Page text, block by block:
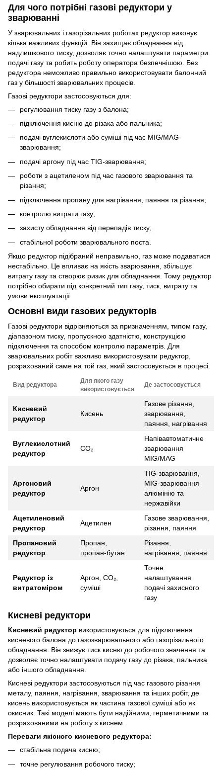
Для чого потрібні газові редуктори у
зварюванні
У зварювальних і газорізальних роботах редуктор виконує
кілька важливих функцій. Він захищає обладнання від
надлишкового тиску, дозволяє точно налаштувати параметри
подачі газу та робить роботу оператора безпечнішою. Без
редуктора неможливо правильно використовувати балонний
газ у більшості зварювальних процесів.
Газові редуктори застосовуються для:
регулювання тиску газу з балона;
підключення кисню до різака або пальника;
подачі вуглекислоти або суміші під час MIG/MAG-
зварювання;
подачі аргону під час TIG-зварювання;
роботи з ацетиленом під час газового зварювання та
різання;
підключення пропану для нагрівання, паяння та різання;
контролю витрати газу;
захисту обладнання від перепадів тиску;
стабільної роботи зварювального поста.
Якщо редуктор підібраний неправильно, газ може подаватися
нестабільно. Це впливає на якість зварювання, збільшує
витрату газу та створює ризик для обладнання. Тому редуктор
потрібно обирати під конкретний тип газу, тиск, витрату та
умови експлуатації.
Основні види газових редукторів
Газові редуктори відрізняються за призначенням, типом газу,
діапазоном тиску, пропускною здатністю, конструкцією
підключення та способом контролю параметрів. Для
зварювальних робіт важливо використовувати редуктор,
розрахований саме на той газ, який застосовується в процесі.
Вид редуктора
Для якого газу
використовується
Де застосовується
Кисневий
редуктор
Кисень
Газове різання,
зварювання,
паяння, нагрівання
Вуглекислотний
редуктор
CO₂
Напівавтоматичне
зварювання
MIG/MAG
Аргоновий
редуктор
Аргон
TIG-зварювання,
MIG-зварювання
алюмінію та
нержавійки
Ацетиленовий
редуктор
Ацетилен
Газове зварювання,
різання, паяння
Пропановий
редуктор
Пропан,
пропан-бутан
Різання,
нагрівання, паяння
Редуктор із
витратоміром
Аргон, CO₂,
суміші
Точне
налаштування
подачі захисного
газу
Кисневі редуктори
Кисневий редуктор використовується для підключення
кисневого балона до газозварювального або газорізального
обладнання. Він знижує тиск кисню до робочого значення та
дозволяє точно налаштувати подачу газу до різака, пальника
або іншого обладнання.
Кисневі редуктори застосовуються під час газового різання
металу, паяння, нагрівання, зварювання та інших робіт, де
кисень використовується як частина газової суміші або як
окисник. Такі моделі мають бути надійними, герметичними та
розрахованими на роботу з киснем.
Переваги якісного кисневого редуктора:
стабільна подача кисню;
точне регулювання робочого тиску;